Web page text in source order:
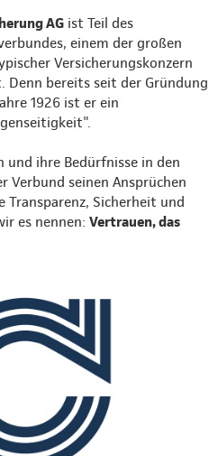
AG ist Teil des
einem der großen
Versicherungskonzern
Denn bereits seit der Gründung
1926 ist er ein
und ihre Bedürfnisse in den
seinen Ansprüchen
Sicherheit und
es nennen: Vertrauen, das